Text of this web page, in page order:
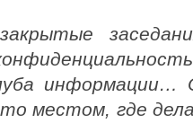
информации…
местом, где